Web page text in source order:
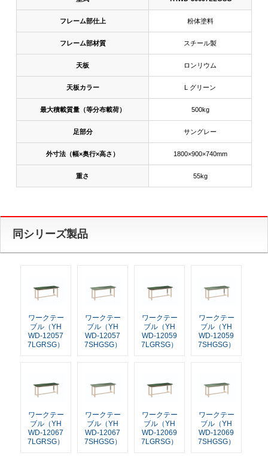
フレーム部仕上 粉体塗料
フレーム部材質 スチール製
天板 ロンリウム
天板カラー L グリーン
最大積載質量（等分布載荷） 500kg
足部分 サングレー
外寸法（幅×奥行×高さ） 1800×900×740mm
重さ 55kg
同シリーズ製品
ワークテー
ブル（YH
WD-12057
7LGRSG）
ワークテー
ブル（YH
WD-12057
7SHGSG）
ワークテー
ブル（YH
WD-12059
7LGRSG）
ワークテー
ブル（YH
WD-12059
7SHGSG）
ワークテー
ブル（YH
WD-12067
7LGRSG）
ワークテー
ブル（YH
WD-12067
7SHGSG）
ワークテー
ブル（YH
WD-12069
7LGRSG）
ワークテー
ブル（YH
WD-12069
7SHGSG）